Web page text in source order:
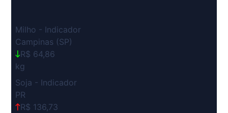
Milho - Indicador
Campinas (SP)
R$ 64,86
kg
Soja - Indicador
PR
R$ 136,73